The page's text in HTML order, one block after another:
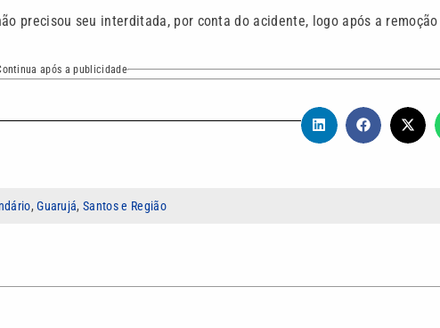
precisou seu interditada, por conta do acidente, logo após a
após a publicidade
,Guarujá,Santos e Região